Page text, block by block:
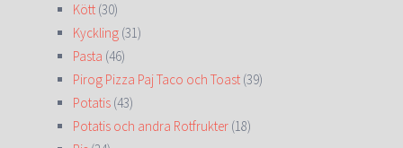
Kött (30)
Kyckling (31)
Pasta (46)
Pirog Pizza Paj Taco och Toast (39)
Potatis (43)
Potatis och andra Rotfrukter (18)